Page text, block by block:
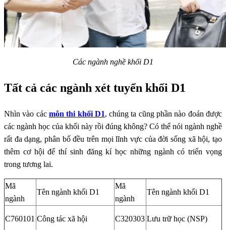
Các ngành nghề khối D1
Tất cả các ngành xét tuyển khối D1
Nhìn vào các môn thi khối D1, chúng ta cũng phần nào đoán được
các ngành học của khối này rồi đúng không? Có thể nói ngành nghề
rất đa dạng, phân bố đều trên mọi lĩnh vực của đời sống xã hội, tạo
thêm cơ hội để thí sinh đăng kí học những ngành có triển vọng
trong tương lai.
Mã
ngành
Tên ngành khối D1
Mã
ngành
Tên ngành khối D1
C760101 Công tác xã hội C320303 Lưu trữ học (NSP)